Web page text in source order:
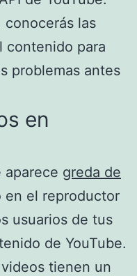
las
contenido para
problemas antes
en
aparece greda de
en el reproductor
usuarios de tus
de YouTube.
tienen un